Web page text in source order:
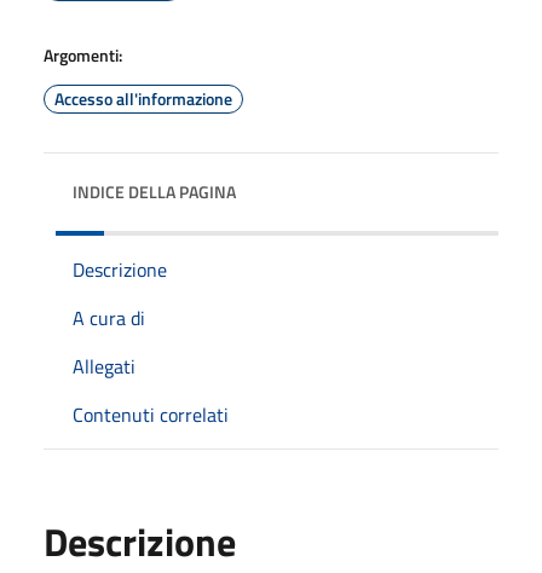
Argomenti:
Accesso all'informazione
INDICE DELLA PAGINA
Descrizione
A cura di
Allegati
Contenuti correlati
Descrizione